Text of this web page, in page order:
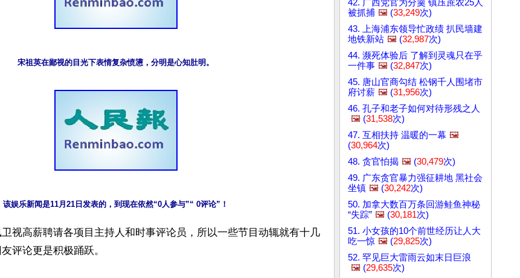
宋祖英在鄙视的目光下表情复杂愤懑，分明是心知肚明。
该娱乐新闻是11月21日发表的，到现在依然“0人参与”“ 0评论”！
视高薪聘请各项目主持人和时事评论员，所以一些节目动辄就有十几
评论更是积极踊跃。
42. 广西党官为分羹 镇压蔗农25人
被抓捕 🖼️ (33,249次)
43. 上海浦东领导忙政绩 扒民墙建
地铁新站 🖼️ (32,987次)
44. 濒死体验后 了解到灵魂只在乎
一件事 🖼️ (32,847次)
45. 唐山官商勾结 松钢千人围堵市
府讨薪 🖼️ (31,956次)
46. 孔子和老子如何对待形残之人
🖼️ (31,538次)
47. 互相扶持 温暖的一幕 🖼️
(30,964次)
48. 贪官怕揭 🖼️ (30,479次)
49. 广东贪官暴力强征耕地 黑社会
坐镇 🖼️ (30,242次)
50. 加拿大数百万条回游鲑鱼神秘
“失踪” 🖼️ (30,181次)
51. 小女孩的10个前世经历让人大
吃一惊 🖼️ (29,825次)
52. 罕见巨大雷雨云如末日巨浪
🖼️ (29,635次)